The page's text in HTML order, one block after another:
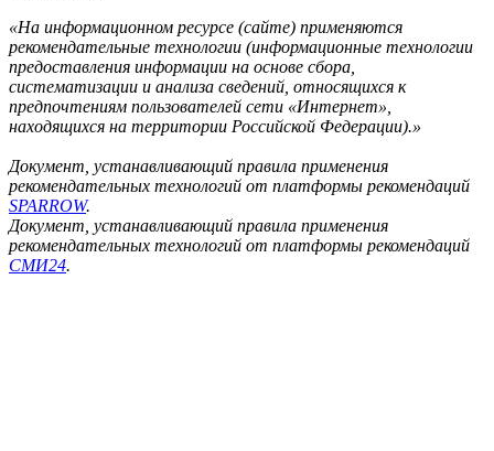
«На информационном ресурсе (сайте) применяются
рекомендательные технологии (информационные технологии
предоставления информации на основе сбора,
систематизации и анализа сведений, относящихся к
предпочтениям пользователей сети «Интернет»,
находящихся на территории Российской Федерации).»
Документ, устанавливающий правила применения
рекомендательных технологий от платформы рекомендаций
SPARROW.
Документ, устанавливающий правила применения
рекомендательных технологий от платформы рекомендаций
СМИ24.